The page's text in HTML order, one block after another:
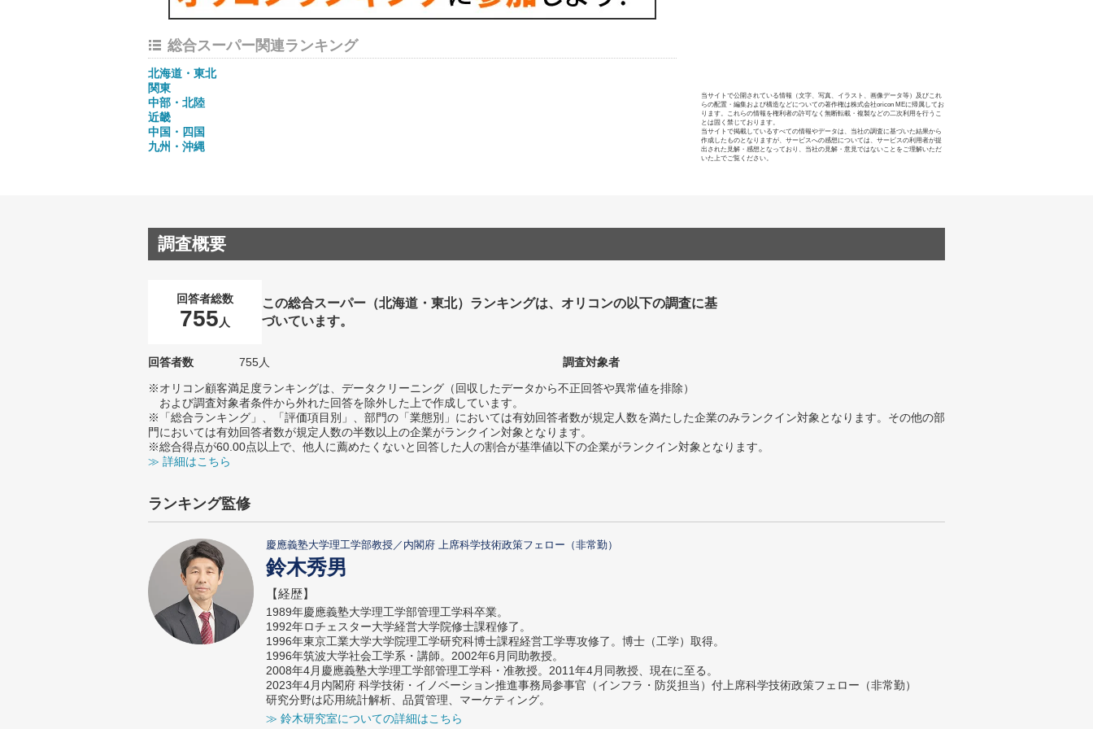
総合スーパー関連ランキング
北海道・東北
関東
中部・北陸
近畿
中国・四国
九州・沖縄
当サイトで公開されている情報（文字、写真、イラスト、画像データ等）及びこれ
らの配置・編集および構造などについての著作権は株式会社oricon MEに帰属してお
ります。これらの情報を権利者の許可なく無断転載・複製などの二次利用を行うこ
とは固く禁じております。
当サイトで掲載しているすべての情報やデータは、当社の調査に基づいた結果から
作成したものとなりますが、サービスへの感想については、サービスの利用者が提
出された見解・感想となっており、当社の見解・意見ではないことをご理解いただ
いた上でご覧ください。
調査概要
回答者総数
755 人
この総合スーパー（北海道・東北）ランキングは、オリコンの以下の調査に基
づいています。
回答者数 755人
調査対象者
※オリコン顧客満足度ランキングは、データクリーニング（回収したデータから不正回答や異常値を排除）
および調査対象者条件から外れた回答を除外した上で作成しています。
※「総合ランキング」、「評価項目別」、部門の「業態別」においては有効回答者数が規定人数を満たした企業のみランクイン対象となります。その他の部
門においては有効回答者数が規定人数の半数以上の企業がランクイン対象となります。
※総合得点が60.00点以上で、他人に薦めたくないと回答した人の割合が基準値以下の企業がランクイン対象となります。
≫ 詳細はこちら
ランキング監修
慶應義塾大学理工学部教授／内閣府 上席科学技術政策フェロー（非常勤）
鈴木秀男
【経歴】
1989年慶應義塾大学理工学部管理工学科卒業。
1992年ロチェスター大学経営大学院修士課程修了。
1996年東京工業大学大学院理工学研究科博士課程経営工学専攻修了。博士（工学）取得。
1996年筑波大学社会工学系・講師。2002年6月同助教授。
2008年4月慶應義塾大学理工学部管理工学科・准教授。2011年4月同教授、現在に至る。
2023年4月内閣府 科学技術・イノベーション推進事務局参事官（インフラ・防災担当）付上席科学技術政策フェロー（非常勤）
研究分野は応用統計解析、品質管理、マーケティング。
≫ 鈴木研究室についての詳細はこちら